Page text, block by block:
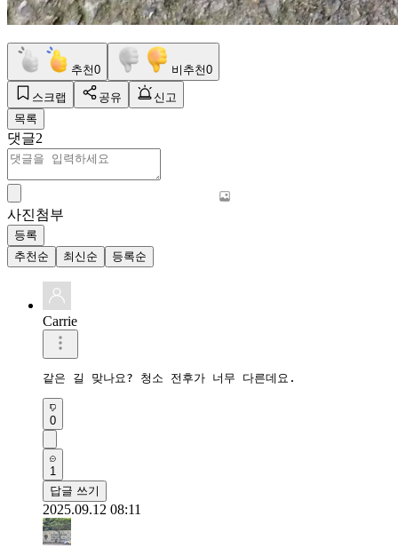
추천0 비추천0
스크랩 공유
신고
목록
댓글2
사진첨부
등록
추천순
최신순 등록순
Carrie
같은 길 맞나요? 청소 전후가 너무 다른데요.
0
1
답글 쓰기
2025.09.12 08:11